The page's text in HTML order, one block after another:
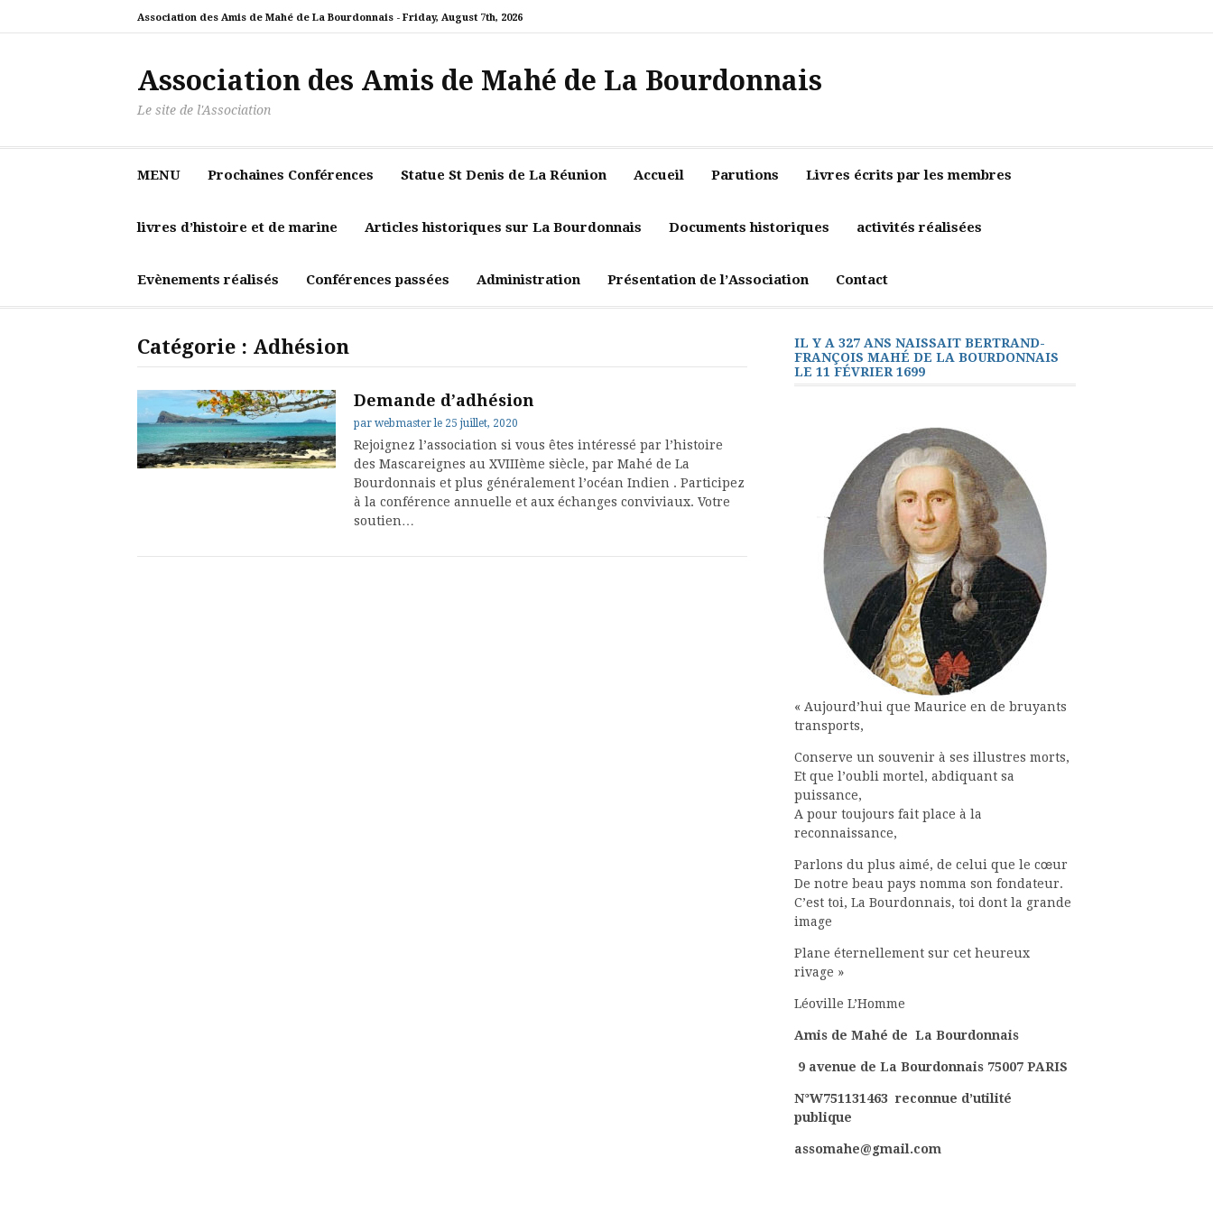
Association des Amis de Mahé de La Bourdonnais - Friday, August 7th, 2026
de
Association des Amis de Mahé de La Bourdonnais
Le site de l'Association
MENU Prochaines Conférences Statue St Denis de La Réunion Accueil Parutions Livres écrits par les membres
livres d’histoire et de marine Articles historiques sur La Bourdonnais Documents historiques activités réalisées
Evènements réalisés Conférences passées Administration Présentation de l’Association Contact
Catégorie : Adhésion
Demande d’adhésion
par webmaster le 25 juillet, 2020
Rejoignez l’association si vous êtes intéressé par l’histoire
des Mascareignes au XVIIIème siècle, par Mahé de La
Bourdonnais et plus généralement l’océan Indien . Participez
à la conférence annuelle et aux échanges conviviaux. Votre
soutien…
IL Y A 327 ANS NAISSAIT BERTRAND-
FRANÇOIS MAHÉ DE LA BOURDONNAIS
LE 11 FÉVRIER 1699
« Aujourd’hui que Maurice en de bruyants
transports,
Conserve un souvenir à ses illustres morts,
Et que l’oubli mortel, abdiquant sa
puissance,
A pour toujours fait place à la
reconnaissance,
Parlons du plus aimé, de celui que le cœur
De notre beau pays nomma son fondateur.
C’est toi, La Bourdonnais, toi dont la grande
image
Plane éternellement sur cet heureux
rivage »
Léoville L’Homme
Amis de Mahé de La Bourdonnais
9 avenue de La Bourdonnais 75007 PARIS
N°W751131463 reconnue d’utilité
publique
assomahe@gmail.com